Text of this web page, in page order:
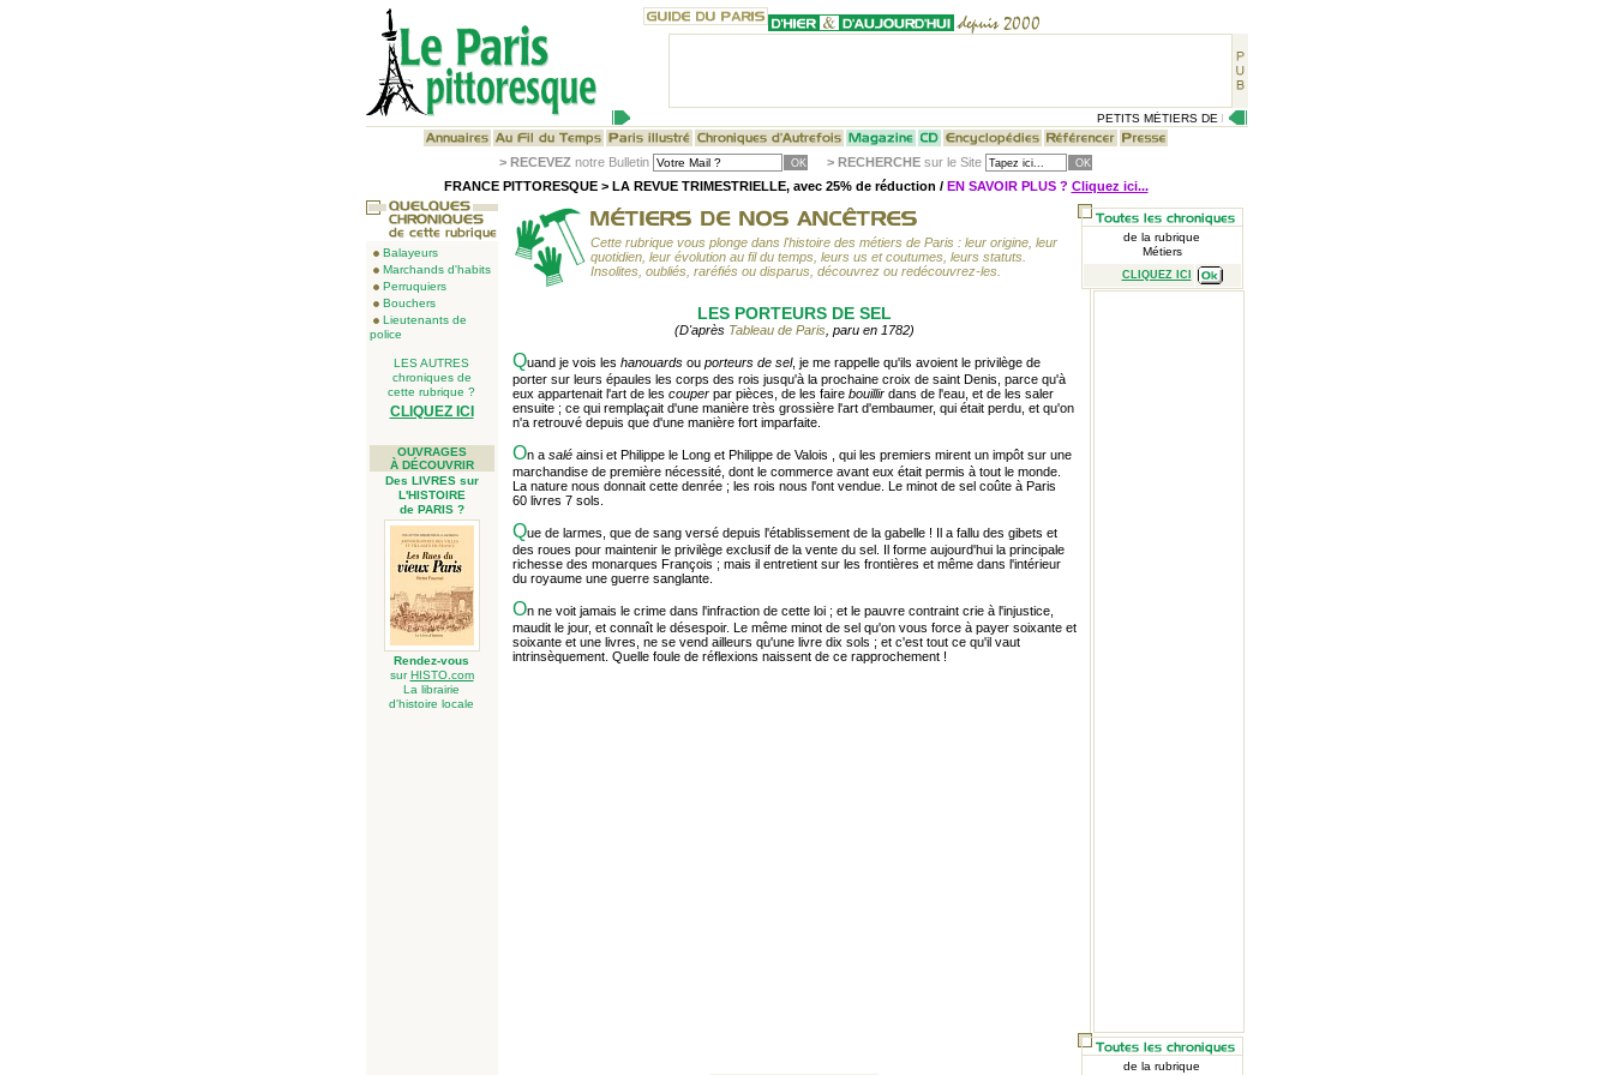
PETITS MÉTIERS DE RUE, CÉLÉBRITÉS D'AUTREFOIS, VIE QUOTIDIENNE D'HIER,
> RECEVEZ notre Bulletin > RECHERCHEsur le Site
FRANCE PITTORESQUE > LA REVUE TRIMESTRIELLE, avec 25% de réduction / EN SAVOIR PLUS ? Cliquez ici...
Balayeurs
Marchands d'habits
Perruquiers
Bouchers
Lieutenants de
police
LES AUTRES
chroniques de
cette rubrique ?
CLIQUEZ ICI
OUVRAGES
À DÉCOUVRIR
Des LIVRES sur
L'HISTOIRE
de PARIS ?
Rendez-vous
surHISTO.com
La librairie
d'histoire locale
Cette rubrique vous plonge dans l'histoire des métiers de Paris : leur origine, leur
quotidien, leur évolution au fil du temps, leurs us et coutumes, leurs statuts.
Insolites, oubliés, raréfiés ou disparus, découvrez ou redécouvrez-les.
de la rubrique
Métiers
CLIQUEZ ICI
LES PORTEURS DE SEL
(D'après Tableau de Paris, paru en 1782)
Quand je vois les hanouardsou porteurs de sel, je me rappelle qu'ils avoient le privilège de
porter sur leurs épaules les corps des rois jusqu'à la prochaine croix de saint Denis, parce qu'à
eux appartenait l'art de les couperpar pièces, de les faire bouillirdans de l'eau, et de les saler
ensuite ; ce qui remplaçait d'une manière très grossière l'art d'embaumer, qui était perdu, et qu'on
n'a retrouvé depuis que d'une manière fort imparfaite.
On a saléainsi et Philippe le Long et Philippe de Valois , qui les premiers mirent un impôt sur une
marchandise de première nécessité, dont le commerce avant eux était permis à tout le monde.
La nature nous donnait cette denrée ; les rois nous l'ont vendue. Le minot de sel coûte à Paris
60 livres 7 sols.
Que de larmes, que de sang versé depuis l'établissement de la gabelle ! Il a fallu des gibets et
des roues pour maintenir le privilège exclusif de la vente du sel. Il forme aujourd'hui la principale
richesse des monarques François ; mais il entretient sur les frontières et même dans l'intérieur
du royaume une guerre sanglante.
On ne voit jamais le crime dans l'infraction de cette loi ; et le pauvre contraint crie à l'injustice,
maudit le jour, et connaît le désespoir. Le même minot de sel qu'on vous force à payer soixante et
soixante et une livres, ne se vend ailleurs qu'une livre dix sols ; et c'est tout ce qu'il vaut
intrinsèquement. Quelle foule de réflexions naissent de ce rapprochement !
de la rubrique